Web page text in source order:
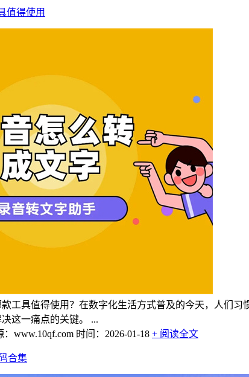
值得使用
工具值得使用？在数字化生活方式普及的今天，人们
这一痛点的关键。 ...
：www.10qf.com 时间：2026-01-18 + 阅读全文
合集